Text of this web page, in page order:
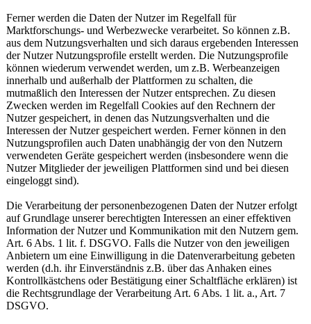
Ferner werden die Daten der Nutzer im Regelfall für
Marktforschungs- und Werbezwecke verarbeitet. So können z.B.
aus dem Nutzungsverhalten und sich daraus ergebenden Interessen
der Nutzer Nutzungsprofile erstellt werden. Die Nutzungsprofile
können wiederum verwendet werden, um z.B. Werbeanzeigen
innerhalb und außerhalb der Plattformen zu schalten, die
mutmaßlich den Interessen der Nutzer entsprechen. Zu diesen
Zwecken werden im Regelfall Cookies auf den Rechnern der
Nutzer gespeichert, in denen das Nutzungsverhalten und die
Interessen der Nutzer gespeichert werden. Ferner können in den
Nutzungsprofilen auch Daten unabhängig der von den Nutzern
verwendeten Geräte gespeichert werden (insbesondere wenn die
Nutzer Mitglieder der jeweiligen Plattformen sind und bei diesen
eingeloggt sind).
Die Verarbeitung der personenbezogenen Daten der Nutzer erfolgt
auf Grundlage unserer berechtigten Interessen an einer effektiven
Information der Nutzer und Kommunikation mit den Nutzern gem.
Art. 6 Abs. 1 lit. f. DSGVO. Falls die Nutzer von den jeweiligen
Anbietern um eine Einwilligung in die Datenverarbeitung gebeten
werden (d.h. ihr Einverständnis z.B. über das Anhaken eines
Kontrollkästchens oder Bestätigung einer Schaltfläche erklären) ist
die Rechtsgrundlage der Verarbeitung Art. 6 Abs. 1 lit. a., Art. 7
DSGVO.